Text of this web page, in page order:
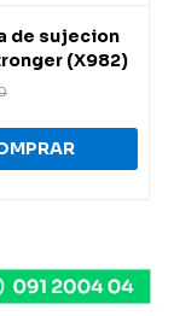
de sujecion
(X982)